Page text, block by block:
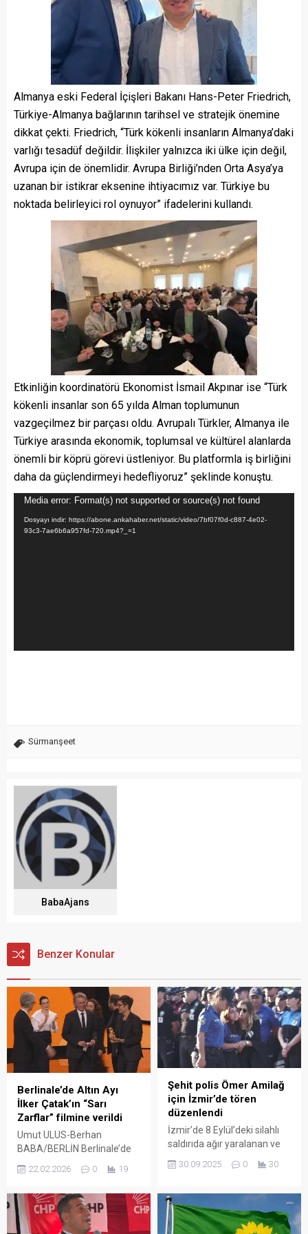
Almanya eski Federal İçişleri Bakanı Hans-Peter Friedrich,
Türkiye-Almanya bağlarının tarihsel ve stratejik önemine
dikkat çekti. Friedrich, “Türk kökenli insanların Almanya’daki
varlığı tesadüf değildir. İlişkiler yalnızca iki ülke için değil,
Avrupa için de önemlidir. Avrupa Birliği’nden Orta Asya’ya
uzanan bir istikrar eksenine ihtiyacımız var. Türkiye bu
noktada belirleyici rol oynuyor” ifadelerini kullandı.
Etkinliğin koordinatörü Ekonomist İsmail Akpınar ise “Türk
kökenli insanlar son 65 yılda Alman toplumunun
vazgeçilmez bir parçası oldu. Avrupalı Türkler, Almanya ile
Türkiye arasında ekonomik, toplumsal ve kültürel alanlarda
önemli bir köprü görevi üstleniyor. Bu platformla iş birliğini
daha da güçlendirmeyi hedefliyoruz” şeklinde konuştu.
Video
oynatıcı
Media error: Format(s) not supported or source(s) not found
Dosyayı indir: https://abone.ankahaber.net/static/video/7bf07f0d-c887-4e02-
93c3-7ae6b6a957fd-720.mp4?_=1
Sürmanşeet
BabaAjans
Benzer Konular
Berlinale’de Altın Ayı
İlker Çatak’ın “Sarı
Zarflar” filmine verildi
Umut ULUS-Berhan
BABA/BERLİN Berlinale’de
Altın Ayı İlker Çatak’ın “Sarı
Zarflar” filmine verildi
Uluslararası Film Festivali
(Berlinale)’nde Altın Ayı
ödülü, 47 yaşındaki
22.02.2026 0 19
Şehit polis Ömer Amilağ
için İzmir’de tören
düzenlendi
İzmir’de 8 Eylül’deki silahlı
saldırıda ağır yaralanan ve
mücadelesi veren polis
tedavi gördüğü hastanede
şehit düştü. Ömer Amilağ
için Balçova İlçe Emniyet
30.09.2025 0 30